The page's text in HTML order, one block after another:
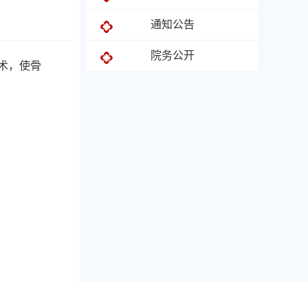
，使骨
通知公告
院务公开